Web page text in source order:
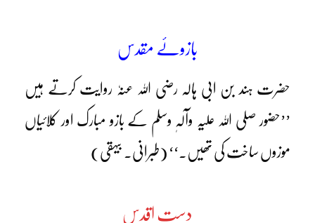
بازوئے مقدس
حضرت ہند بن ابی ہالہ رضی اللہ عنہٗ روایت کرتے ہیں
’’حضور صلی اللہ علیہ وآلہٖ وسلم کے بازو مبارک اور کلائیاں
موزوں ساخت کی تھیں۔‘‘ (طبرانی۔ بیہقی)
دستِ اقدس